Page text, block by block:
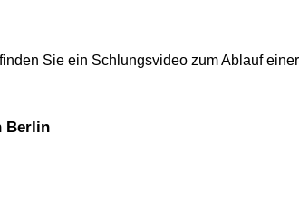
finden Sie ein Schlungsvideo zum Ablauf
Berlin